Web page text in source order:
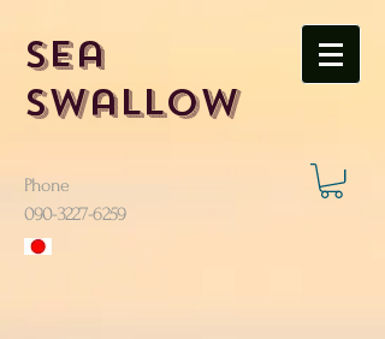
Sea
Swallow
Phone
​090-3227-6259